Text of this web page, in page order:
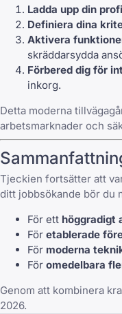
Ladda upp din
Definiera dina
Aktivera
skräddarsydda
Förbered dig för
inkorg.
Detta moderna
arbetsmarknader och
Tjeckien fortsätter att
ditt jobbsökande bör du
För ett höggradigt
För etablerade
För moderna
För omedelbara
Genom att kombinera
2026.